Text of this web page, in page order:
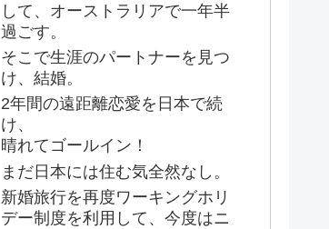
して、オーストラリアで一年半
過ごす。
そこで生涯のパートナーを見つ
け、結婚。
2年間の遠距離恋愛を日本で続
け、
晴れてゴールイン！
まだ日本には住む気全然なし。
新婚旅行を再度ワーキングホリ
デー制度を利用して、今度はニ